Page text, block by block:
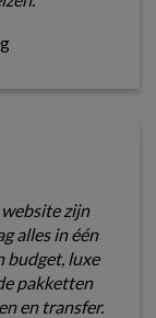
zijn
alles in één
budget, luxe
pakketten
en transfer.